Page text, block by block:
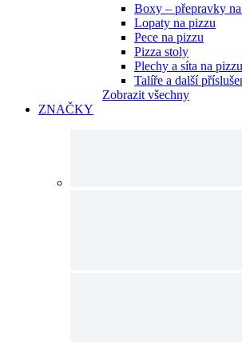
Boxy – přepravky
Lopaty na pizzu
Pece na pizzu
Pizza stoly
Plechy a síta na pizzu
Talíře a další
Zobrazit všechny
ZNAČKY